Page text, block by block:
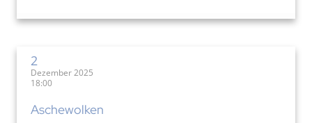
2
Dezember 2025
18:00
Aschewolken